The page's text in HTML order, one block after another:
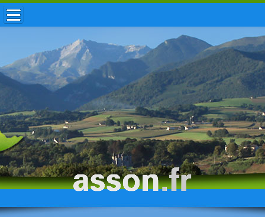
ACCUEIL / INFOS
MUNICIPALITÉ
VIE LOCALE
ENFANCE
TOURISME
HISTOIRE